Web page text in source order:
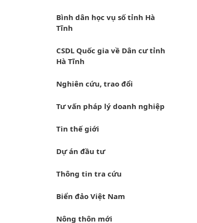
Bình dân học vụ số tỉnh Hà
Tĩnh
CSDL Quốc gia về Dân cư tỉnh
Hà Tĩnh
Nghiên cứu, trao đổi
Tư vấn pháp lý doanh nghiệp
Tin thế giới
Dự án đầu tư
Thông tin tra cứu
Biển đảo Việt Nam
Nông thôn mới